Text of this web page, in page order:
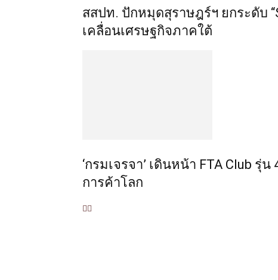
สสปท. ปักหมุดสุราษฎร์ฯ ยกระดับ
เคลื่อนเศรษฐกิจภาคใต้
‘กรมเจรจา’ เดินหน้า FTA Club
การค้าโลก